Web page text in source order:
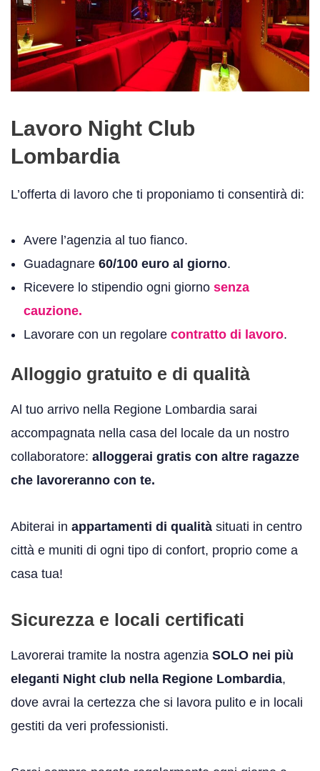
Lavoro Night Club
Lombardia
L’offerta di lavoro che ti proponiamo ti consentirà di:
Avere l’agenzia al tuo fianco.
Guadagnare 60/100 euro al giorno.
Ricevere lo stipendio ogni giorno senza
cauzione.
Lavorare con un regolare contratto di lavoro.
Alloggio gratuito e di qualità
Al tuo arrivo nella Regione Lombardia sarai
accompagnata nella casa del locale da un nostro
collaboratore: alloggerai gratis con altre ragazze
che lavoreranno con te.
Abiterai in appartamenti di qualità situati in centro
città e muniti di ogni tipo di confort, proprio come a
casa tua!
Sicurezza e locali certificati
Lavorerai tramite la nostra agenzia SOLO nei più
eleganti Night club nella Regione Lombardia,
dove avrai la certezza che si lavora pulito e in locali
gestiti da veri professionisti.